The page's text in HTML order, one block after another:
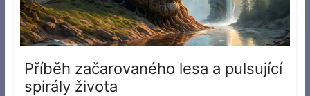
Příběh začarovaného lesa a pulsující
spirály života